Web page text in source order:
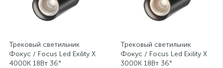
Трековый светильник
Фокус / Focus Led Exility X
4000K 18Вт 36°
Трековый светильник
Фокус / Focus Led Exility X
3000K 18Вт 36°